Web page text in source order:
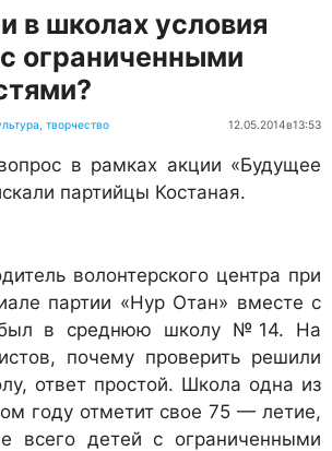
в школах условия
ограниченными
творчество 12.05.2014в13:53
в рамках акции «Будущее
партийцы Костаная.
волонтерского центра при
партии «Нур Отан» вместе с
в среднюю школу №14. На
почему проверить решили
ответ простой. Школа одна из
году отметит свое 75 — летие,
всего детей с ограниченными